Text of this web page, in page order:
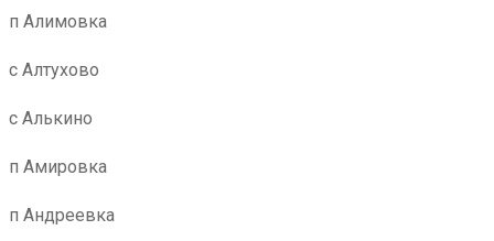
п Алимовка
с Алтухово
с Алькино
п Амировка
п Андреевка